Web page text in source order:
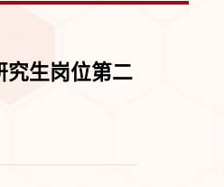
究生岗位第二